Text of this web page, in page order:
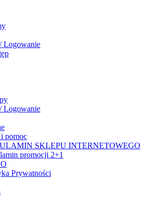
Logowanie
Logowanie
pomoc
SKLEPU INTERNETOWEGO
promocji 2+1
Prywatności